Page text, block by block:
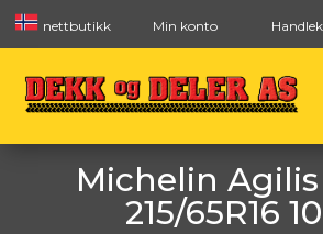
nettbutikk Min konto
Michelin
215/65R16